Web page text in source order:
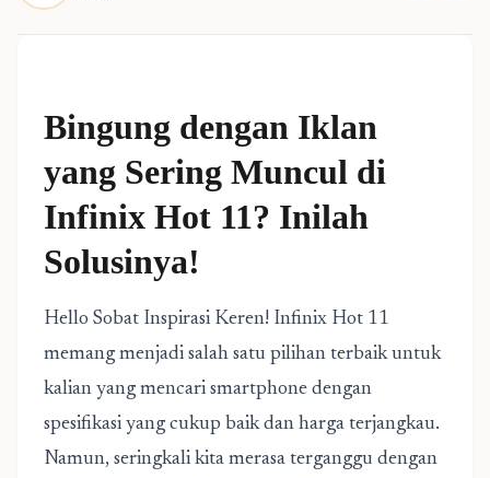
Bingung dengan Iklan
yang Sering Muncul di
Infinix Hot 11? Inilah
Solusinya!
Hello Sobat Inspirasi Keren! Infinix Hot 11
memang menjadi salah satu pilihan terbaik untuk
kalian yang mencari smartphone dengan
spesifikasi yang cukup baik dan harga terjangkau.
Namun, seringkali kita merasa terganggu dengan